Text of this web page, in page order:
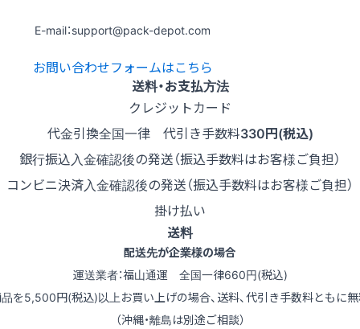
E-mail：support@pack-depot.com
お問い合わせフォームはこちら
送料・お支払方法
クレジットカード
代金引換全国一律 代引き手数料330円(税込)
銀行振込入金確認後の発送（振込手数料はお客様ご負担）
コンビニ決済入金確認後の発送（振込手数料はお客様ご負担）
掛け払い
送料
配送先が企業様の場合
運送業者：福山通運 全国一律660円(税込)
品を5,500円(税込)以上お買い上げの場合、送料、代引き手数料ともに無
（沖縄・離島は別途ご相談）